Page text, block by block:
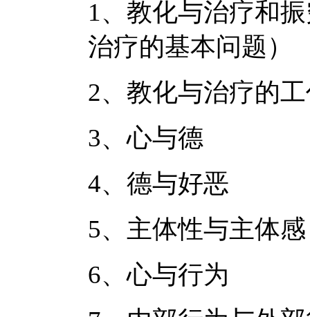
1、教化与治疗和
治疗的基本问题）
2、教化与治疗的
3、心与德
4、德与好恶
5、主体性与主体感
6、心与行为